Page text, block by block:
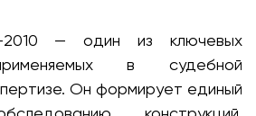
— один из ключевых
в судебной
Он формирует единый